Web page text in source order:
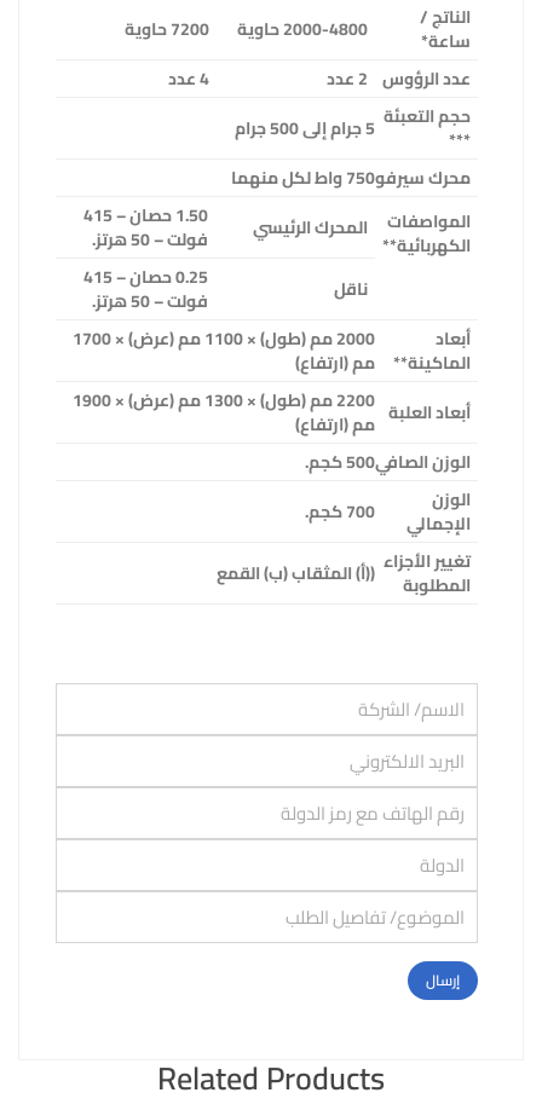
الناتج /
ساعة* 2000-4800 حاوية
7200 حاوية
عدد الرؤوس 2 عدد
4 عدد
حجم التعبئة
***
5 جرام إلى 500 جرام
محرك سيرفو750 واط لكل منهما
المواصفات
الكهربائية**
المحرك الرئيسي 1.50 حصان –
415
فولت–
ناقل
0.25 حصان –
415
فولت–
أبعاد
الماكينة**
2000 مم (طول) × 1100 مم (عرض) × 1700
مم (ارتفاع)
أبعاد العلبة
2200 مم (طول) × 1300 مم (عرض) × 1900
مم (ارتفاع)
الوزن الصافي500 كجم.
الوزن
الإجمالي
700 كجم.
تغيير الأجزاء
المطلوبة ((أ) المثقاب (ب) القمع
Related Products